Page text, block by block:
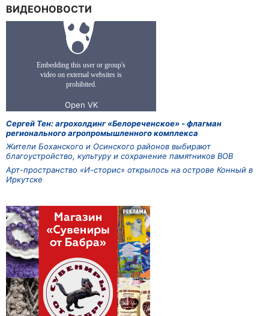
ВИДЕОНОВОСТИ
Сергей Тен: агрохолдинг «Белореченское» - флагман
регионального агропромышленного комплекса
Жители Боханского и Осинского районов выбирают
благоустройство, культуру и сохранение памятников ВОВ
Арт-пространство «И-сторис» открылось на острове Конный в
Иркутске